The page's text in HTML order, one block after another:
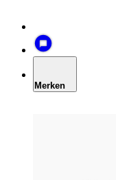
Merken